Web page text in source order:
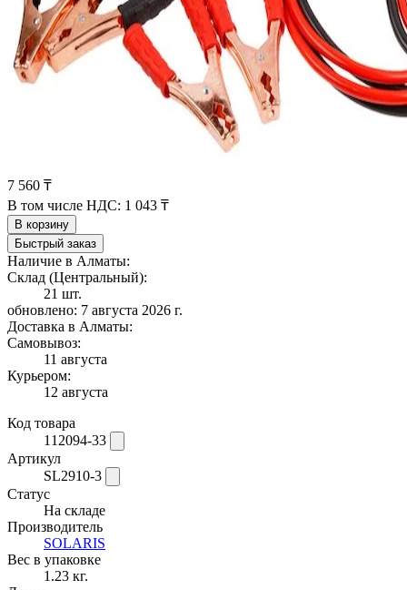
7 560 ₸
В том числе НДС: 1 043 ₸
В корзину
Быстрый заказ
Наличие в Алматы:
Склад (Центральный):
21 шт.
обновлено: 7 августа 2026 г.
Доставка в Алматы:
Самовывоз:
11 августа
Курьером:
12 августа
Код товара
112094-33
Артикул
SL2910-3
Статус
На складе
Производитель
SOLARIS
Вес в упаковке
1.23 кг.